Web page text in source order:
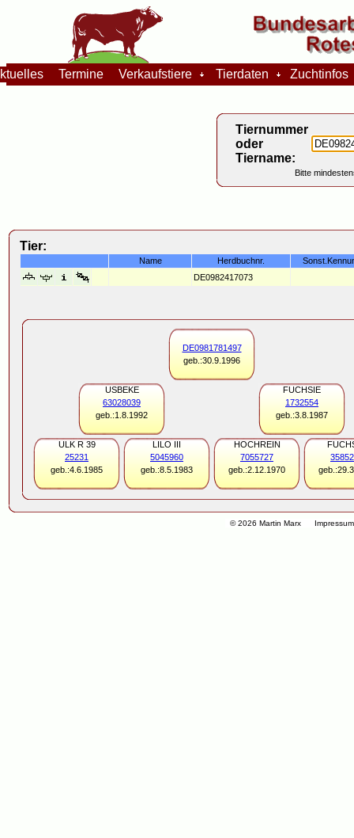
© 2026 Martin Marx
Termine Verkaufstiere Tierdaten Zuchtinfos
Tiernummer
oder
Tiername:
Bitte
Tier:
Name Herdbuchnr.
DE0982417073
DE0981781497
geb.:30.9.1996
USBEKE
63028039
geb.:1.8.1992
FUCHSIE
1732554
geb.:3.8.1987
ULK R 39
25231
geb.:4.6.1985
LILO III
5045960
geb.:8.5.1983
HOCHREIN
7055727
geb.:2.12.1970